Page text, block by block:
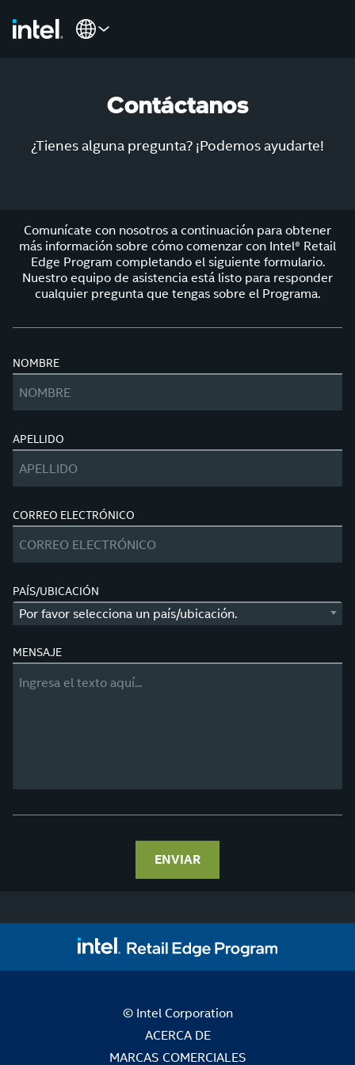
Contáctanos
¿Tienes alguna pregunta? ¡Podemos ayudarte!
Comunícate con nosotros a continuación para obtener
más información sobre cómo comenzar con Intel® Retail
Edge Program completando el siguiente formulario.
Nuestro equipo de asistencia está listo para responder
cualquier pregunta que tengas sobre el Programa.
NOMBRE
APELLIDO
CORREO ELECTRÓNICO
PAÍS/UBICACIÓN
Por favor selecciona un país/ubicación.
MENSAJE
ENVIAR
© Intel Corporation
ACERCA DE
MARCAS COMERCIALES